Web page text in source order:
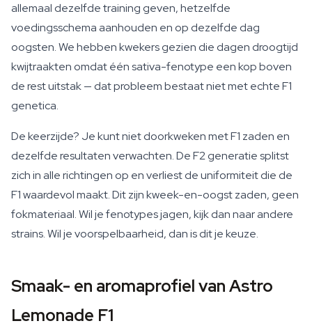
allemaal dezelfde training geven, hetzelfde
voedingsschema aanhouden en op dezelfde dag
oogsten. We hebben kwekers gezien die dagen droogtijd
kwijtraakten omdat één sativa-fenotype een kop boven
de rest uitstak — dat probleem bestaat niet met echte F1
genetica.
De keerzijde? Je kunt niet doorkweken met F1 zaden en
dezelfde resultaten verwachten. De F2 generatie splitst
zich in alle richtingen op en verliest de uniformiteit die de
F1 waardevol maakt. Dit zijn kweek-en-oogst zaden, geen
fokmateriaal. Wil je fenotypes jagen, kijk dan naar andere
strains. Wil je voorspelbaarheid, dan is dit je keuze.
Smaak- en aromaprofiel van Astro
Lemonade F1